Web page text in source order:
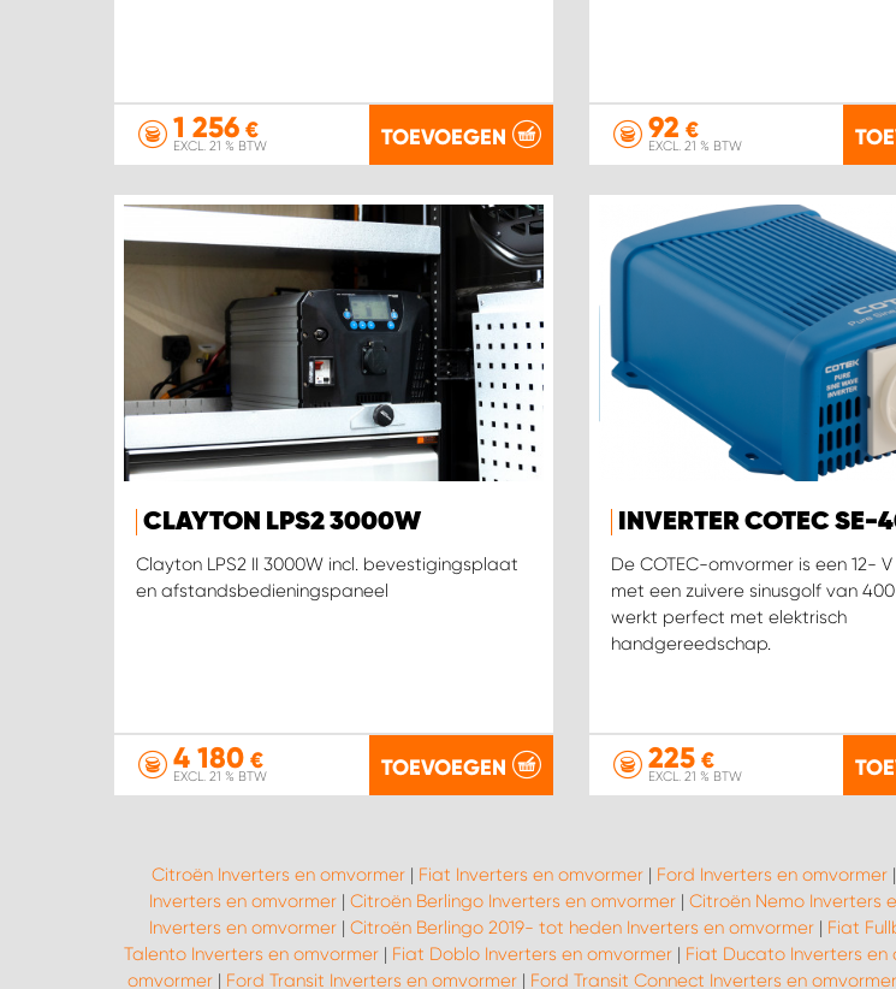
1 256 €
EXCL. 21 % BTW TOEVOEGEN 92 €
EXCL. 21 % BTW
CLAYTON LPS2 3000W
Clayton LPS2 II 3000W incl. bevestigingsplaat
en afstandsbedieningspaneel
4 180 €
EXCL. 21 % BTW TOEVOEGEN
INVERTER COTEC SE-
De COTEC-omvormer is een 12-
met een zuivere sinusgolf van
werkt perfect met elektrisch
handgereedschap.
225€
EXCL. 21 % BTW
Citroën Inverters en omvormer| Fiat Inverters en omvormer| Ford Inverters en omvormer|
Inverters en omvormer| Citroën Berlingo Inverters en omvormer| Citroën Nemo Inverters
Inverters en omvormer| Citroën Berlingo 2019- tot heden Inverters en omvormer| Fiat
Talento Inverters en omvormer| Fiat Doblo Inverters en omvormer| Fiat Ducato Inverters en
omvormer| Ford Transit Inverters en omvormer| Ford Transit Connect Inverters en omvormer